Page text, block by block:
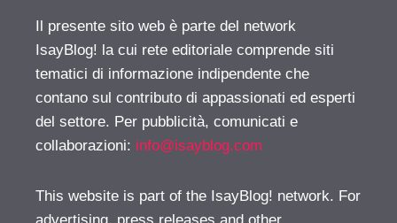
Il presente sito web è parte del network
IsayBlog! la cui rete editoriale comprende siti
tematici di informazione indipendente che
contano sul contributo di appassionati ed esperti
del settore. Per pubblicità, comunicati e
collaborazioni: info@isayblog.com
This website is part of the IsayBlog! network. For